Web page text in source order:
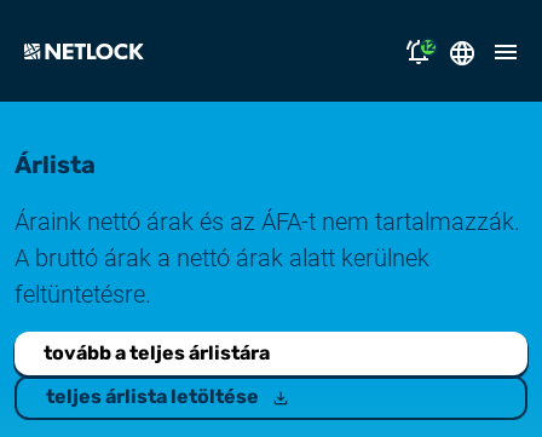
támogatás
miért a NETLOCK?
karrier
NL Campus
12
2026.07.17.
Tájékoztatás átmeneti e-mail kézbesítési
fennakadásról
2026.07.14.
Rendszerfrissítés
2026.06.22.
Árlista
Áraink nettó árak és az ÁFA-t nem tartalmazzák.
A bruttó árak a nettó árak alatt kerülnek
feltüntetésre.
tovább a teljes árlistára
teljes árlista letöltése